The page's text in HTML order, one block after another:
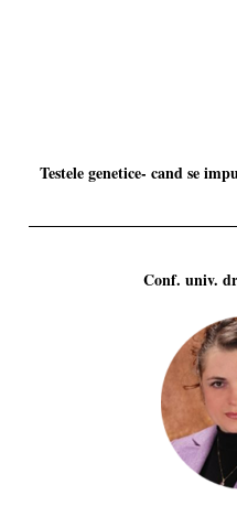
Testele genetice- cand se
Conf. univ.